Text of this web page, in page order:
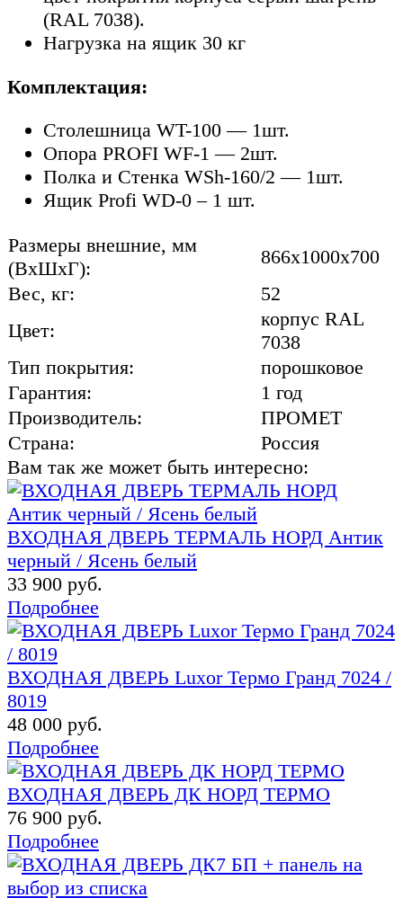
(RAL 7038).
Нагрузка на ящик 30 кг
Комплектация:
Столешница WT-100 — 1шт.
Опора PROFI WF-1 — 2шт.
Полка и Стенка WSh-160/2 — 1шт.
Ящик Profi WD-0 – 1 шт.
Размеры внешние, мм
(ВхШхГ):
866x1000x700
Вес, кг:
52
Цвет:
корпус RAL
7038
Тип покрытия:
порошковое
Гарантия:
1 год
Производитель:
ПРОМЕТ
Страна:
Россия
Вам так же может быть интересно:
ВХОДНАЯ ДВЕРЬ ТЕРМАЛЬ НОРД Антик
черный / Ясень белый
33 900 руб.
Подробнее
ВХОДНАЯ ДВЕРЬ Luxor Термо Гранд 7024 /
8019
48 000 руб.
Подробнее
ВХОДНАЯ ДВЕРЬ ДК НОРД ТЕРМО
76 900 руб.
Подробнее